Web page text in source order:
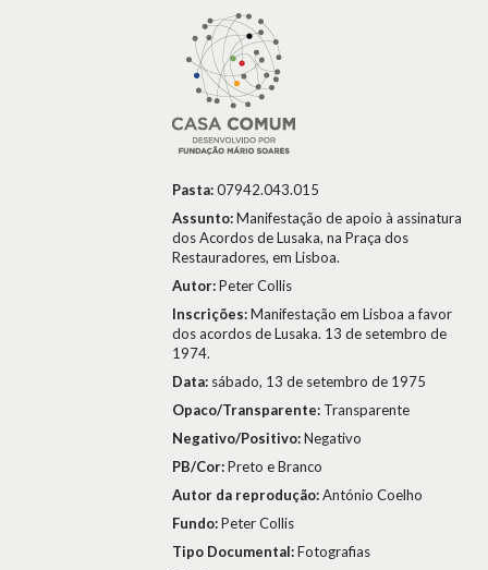
Pasta:07942.043.015
Assunto:Manifestação de apoio à assinatura
dos Acordos de Lusaka, na Praça dos
Restauradores, em Lisboa.
Autor:Peter Collis
Inscrições:Manifestação em Lisboa a favor
dos acordos de Lusaka. 13 de setembro de
1974.
Data: sábado, 13 de setembro de 1975
Opaco/Transparente: Transparente
Negativo/Positivo:Negativo
PB/Cor:Preto e Branco
Autor da reprodução:António Coelho
Fundo:Peter Collis
Tipo Documental:Fotografias